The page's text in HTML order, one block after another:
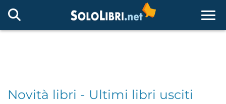
Novità libri - Ultimi libri usciti